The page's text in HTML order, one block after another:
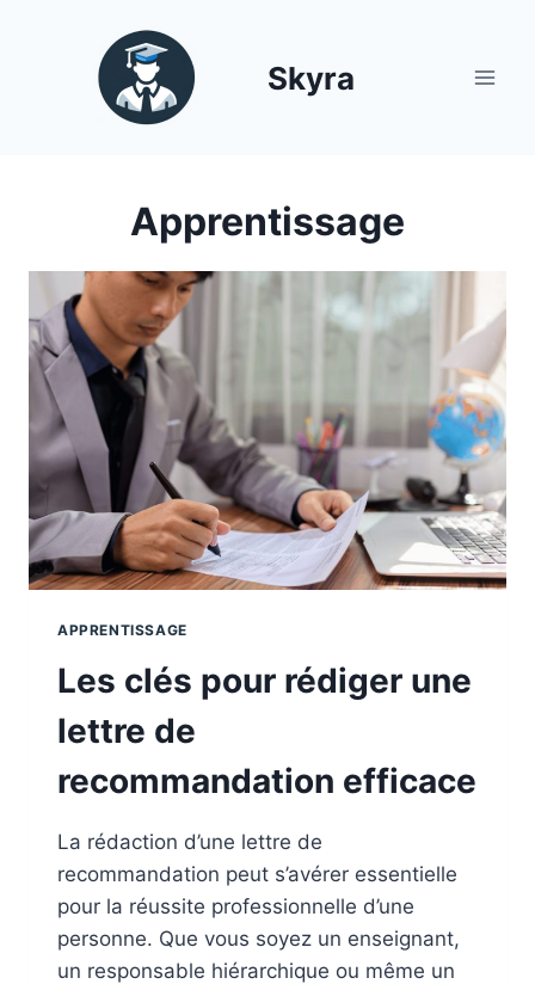
Skyra
Apprentissage
APPRENTISSAGE
Les clés pour rédiger une
lettre de
recommandation efficace
La rédaction d’une lettre de
recommandation peut s’avérer essentielle
pour la réussite professionnelle d’une
personne. Que vous soyez un enseignant,
un responsable hiérarchique ou même un